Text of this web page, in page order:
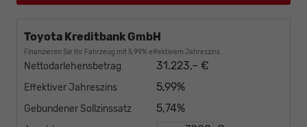
Toyota Kreditbank GmbH
Finanzieren Sie Ihr Fahrzeug mit 5,99% effektivem Jahreszins.
Nettodarlehensbetrag 31.223,– €
Effektiver Jahreszins 5,99%
Gebundener Sollzinssatz 5,74%